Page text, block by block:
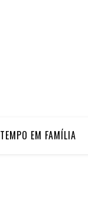
TEMPO EM FAMÍLIA